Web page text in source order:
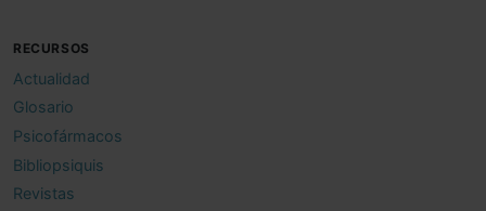
RECURSOS
Actualidad
Glosario
Psicofármacos
Bibliopsiquis
Revistas